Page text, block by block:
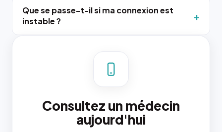
Que se passe-t-il si ma connexion est
instable ?
Consultez un médecin
aujourd'hui